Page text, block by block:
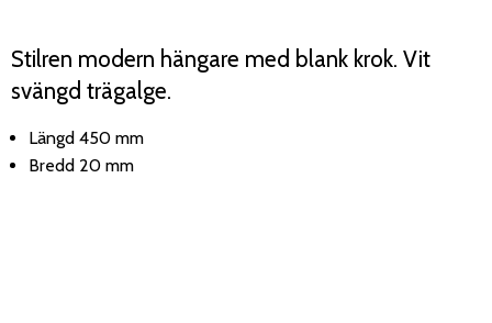
Stilren modern hängare med blank krok. Vit
svängd trägalge.
Längd 450 mm
Bredd 20 mm